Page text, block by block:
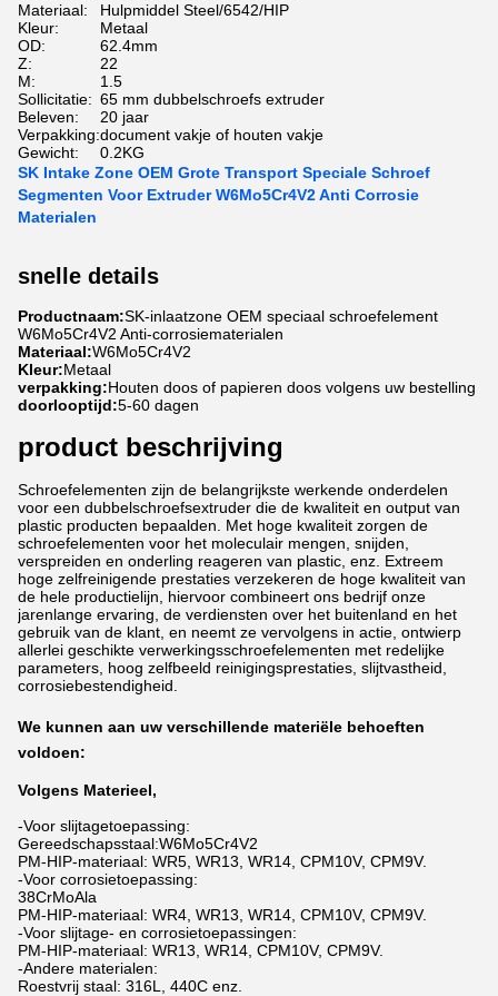
Materiaal:
Hulpmiddel Steel/6542/HIP
Kleur:
Metaal
OD:
62.4mm
Z:
22
M:
1.5
Sollicitatie: 65 mm dubbelschroefs extruder
Beleven:
20 jaar
Verpakking:document vakje of houten vakje
Gewicht:
0.2KG
SK Intake Zone OEM Grote Transport Speciale Schroef
Segmenten Voor Extruder W6Mo5Cr4V2 Anti Corrosie
Materialen
snelle details
Productnaam:SK-inlaatzone OEM speciaal schroefelement
W6Mo5Cr4V2 Anti-corrosiematerialen
Materiaal:W6Mo5Cr4V2
Kleur:Metaal
verpakking:Houten doos of papieren doos volgens uw bestelling
doorlooptijd:5-60 dagen
product beschrijving
Schroefelementen zijn de belangrijkste werkende onderdelen
voor een dubbelschroefsextruder die de kwaliteit en output van
plastic producten bepaalden. Met hoge kwaliteit zorgen de
schroefelementen voor het moleculair mengen, snijden,
verspreiden en onderling reageren van plastic, enz. Extreem
hoge zelfreinigende prestaties verzekeren de hoge kwaliteit van
de hele productielijn, hiervoor combineert ons bedrijf onze
jarenlange ervaring, de verdiensten over het buitenland en het
gebruik van de klant, en neemt ze vervolgens in actie, ontwierp
allerlei geschikte verwerkingsschroefelementen met redelijke
parameters, hoog zelfbeeld reinigingsprestaties, slijtvastheid,
corrosiebestendigheid.
We kunnen aan uw verschillende materiële behoeften
voldoen:
Volgens Materieel,
-Voor slijtagetoepassing:
Gereedschapsstaal:W6Mo5Cr4V2
PM-HIP-materiaal: WR5, WR13, WR14, CPM10V, CPM9V.
-Voor corrosietoepassing:
38CrMoAla
PM-HIP-materiaal: WR4, WR13, WR14, CPM10V, CPM9V.
-Voor slijtage- en corrosietoepassingen:
PM-HIP-materiaal: WR13, WR14, CPM10V, CPM9V.
-Andere materialen:
Roestvrij staal: 316L, 440C enz.